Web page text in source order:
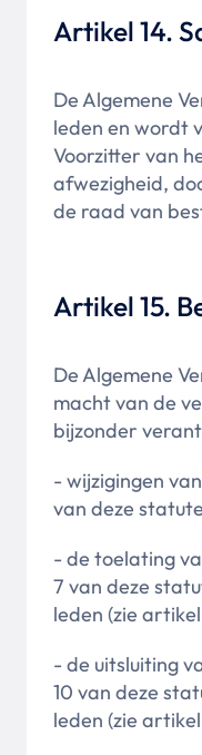
Artikel 14.
De Algemene
leden en wordt
Voorzitter van
afwezigheid,
de raad van
Artikel 15.
De Algemene
macht van de
bijzonder
- wijzigingen
van deze
- de toelating
7 van deze
leden (zie
- de uitsluiting
10 van deze
leden (zie